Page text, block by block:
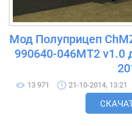
Мод Полуприцеп
990640-046MT2 v1.0
13 971 21-10-2014, 13:21